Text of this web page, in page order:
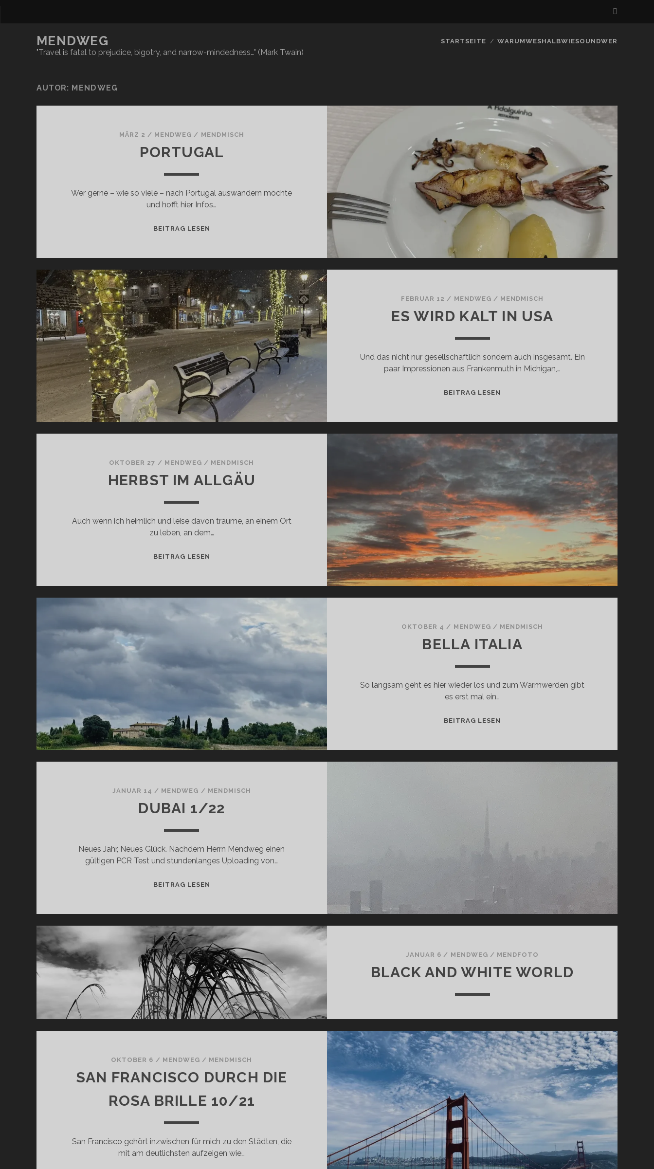
MENDWEG
"Travel is fatal to prejudice, bigotry, and narrow-mindedness…" (Mark Twain)
STARTSEITE WARUMWESHALBWIESOUNDWER
AUTOR: MENDWEG
MÄRZ 2 / MENDWEG / MENDMISCH
PORTUGAL
Wer gerne – wie so viele – nach Portugal auswandern möchte
und hofft hier Infos…
BEITRAG LESEN
FEBRUAR 12 / MENDWEG / MENDMISCH
ES WIRD KALT IN USA
Und das nicht nur gesellschaftlich sondern auch insgesamt. Ein
paar Impressionen aus Frankenmuth in Michigan,…
BEITRAG LESEN
OKTOBER 27 / MENDWEG / MENDMISCH
HERBST IM ALLGÄU
Auch wenn ich heimlich und leise davon träume, an einem Ort
zu leben, an dem…
BEITRAG LESEN
OKTOBER 4 / MENDWEG / MENDMISCH
BELLA ITALIA
So langsam geht es hier wieder los und zum Warmwerden gibt
es erst mal ein…
BEITRAG LESEN
JANUAR 14 / MENDWEG / MENDMISCH
DUBAI 1/22
Neues Jahr, Neues Glück. Nachdem Herrn Mendweg einen
gültigen PCR Test und stundenlanges Uploading von…
BEITRAG LESEN
JANUAR 6 / MENDWEG / MENDFOTO
BLACK AND WHITE WORLD
OKTOBER 6 / MENDWEG / MENDMISCH
SAN FRANCISCO DURCH DIE
ROSA BRILLE 10/21
San Francisco gehört inzwischen für mich zu den Städten, die
mit am deutlichsten aufzeigen wie…